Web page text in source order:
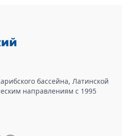
бассейна, Латинской
направлениям с 1995